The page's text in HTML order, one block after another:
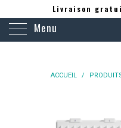
Livraison
Menu
ACCUEIL /